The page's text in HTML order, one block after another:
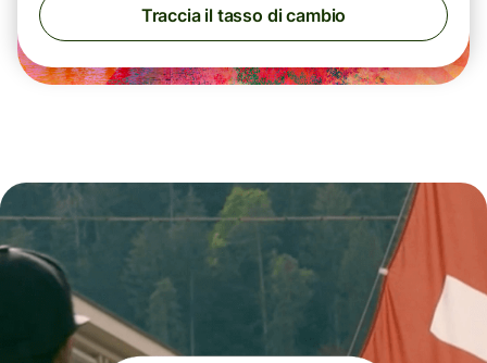
Traccia il tasso di cambio